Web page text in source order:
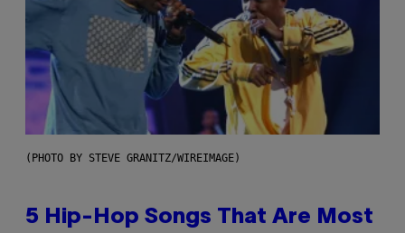
(PHOTO BY STEVE GRANITZ/WIREIMAGE)
5 Hip-Hop Songs That Are Most